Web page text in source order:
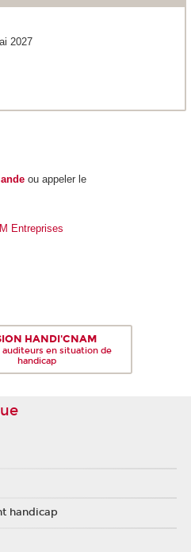
2027
ou appeler le
Entreprises
HANDI'CNAM
auditeurs en situation de
handicap
handicap